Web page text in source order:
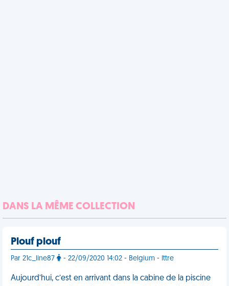
DANS LA MÊME COLLECTION
Plouf plouf
Par 21c_line87 - 22/09/2020 14:02 - Belgium - Ittre
Aujourd’hui, c’est en arrivant dans la cabine de la piscine